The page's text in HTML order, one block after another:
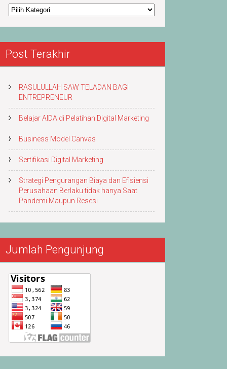
Berita
&
Artikel
Post Terakhir
RASULULLAH SAW TELADAN BAGI
ENTREPRENEUR
Belajar AIDA di Pelatihan Digital Marketing
Business Model Canvas
Sertifikasi Digital Marketing
Strategi Pengurangan Biaya dan Efisiensi
Perusahaan Berlaku tidak hanya Saat
Pandemi Maupun Resesi
Jumlah Pengunjung